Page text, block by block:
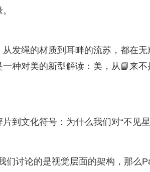
发绳的材质到耳畔的流苏，都在
种对美的新型解读：美，从📘来
到文化符号：为什么我们对“不见
们讨论的是视觉层面的架构，那么